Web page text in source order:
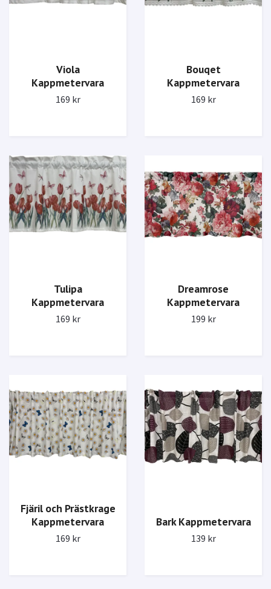
Viola
Kappmetervara
169 kr
Bouqet
Kappmetervara
169 kr
Tulipa
Kappmetervara
169 kr
Dreamrose
Kappmetervara
199 kr
Fjäril och Prästkrage
Kappmetervara
169 kr
Bark Kappmetervara
139 kr